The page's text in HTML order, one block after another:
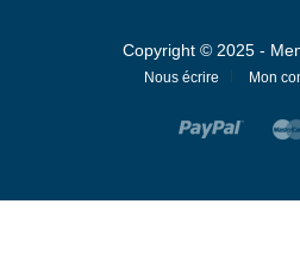
Copyright © 2025 -
Nous écrire Mon